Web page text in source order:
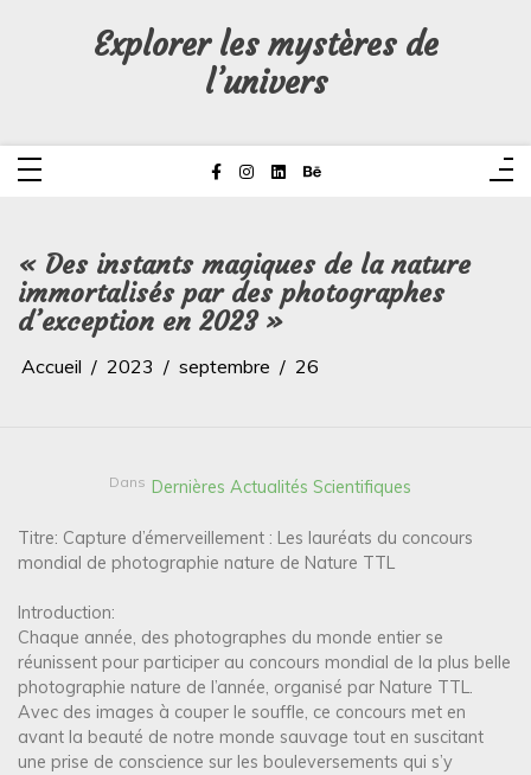
Explorer les mystères de
l’univers
« Des instants magiques de la nature
immortalisés par des photographes
d’exception en 2023 »
Accueil 2023 septembre 26
Dans Dernières Actualités Scientifiques
Titre: Capture d’émerveillement : Les lauréats du concours
mondial de photographie nature de Nature TTL
Introduction:
Chaque année, des photographes du monde entier se
réunissent pour participer au concours mondial de la plus belle
photographie nature de l’année, organisé par Nature TTL.
Avec des images à couper le souffle, ce concours met en
avant la beauté de notre monde sauvage tout en suscitant
une prise de conscience sur les bouleversements qui s’y